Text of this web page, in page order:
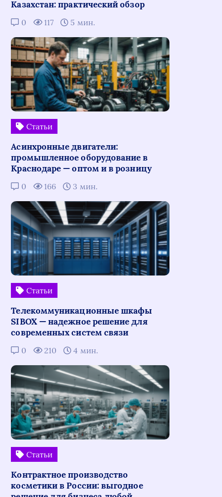
Казахстан: практический обзор
0 117 5 мин.
Статьи
Асинхронные двигатели:
промышленное оборудование в
Краснодаре — оптом и в розницу
0 166 3 мин.
Статьи
Телекоммуникационные шкафы
SIBOX — надежное решение для
современных систем связи
0 210 4 мин.
Статьи
Контрактное производство
косметики в России: выгодное